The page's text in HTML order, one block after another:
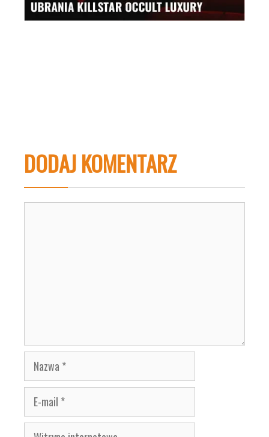
DODAJ KOMENTARZ
Nazwa
E-
mail
Witryna